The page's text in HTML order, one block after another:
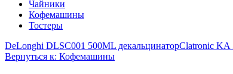
Чайники
Кофемашины
Тостеры
DeLonghi DLSC001 500ML декальцинаторClatronic KA
Вернуться к: Кофемашины